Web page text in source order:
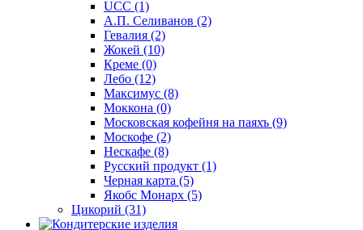
UCC (1)
А.П. Селиванов (2)
Гевалия (2)
Жокей (10)
Креме (0)
Лебо (12)
Максимус (8)
Моккона (0)
Московская кофейня на паяхъ (9)
Москофе (2)
Нескафе (8)
Русский продукт (1)
Черная карта (5)
Якобс Монарх (5)
Цикорий (31)